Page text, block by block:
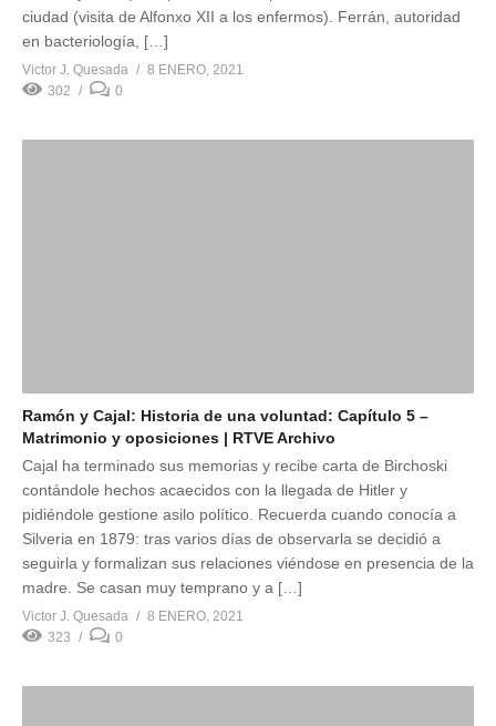
ciudad (visita de Alfonxo XII a los enfermos). Ferrán, autoridad
en bacteriología, […]
Victor J. Quesada
8 ENERO, 2021
302
0
Ramón y Cajal: Historia de una voluntad: Capítulo 5 –
Matrimonio y oposiciones | RTVE Archivo
Cajal ha terminado sus memorias y recibe carta de Birchoski
contándole hechos acaecidos con la llegada de Hitler y
pidiéndole gestione asilo político. Recuerda cuando conocía a
Silveria en 1879: tras varios días de observarla se decidió a
seguirla y formalizan sus relaciones viéndose en presencia de la
madre. Se casan muy temprano y a […]
Victor J. Quesada
8 ENERO, 2021
323
0